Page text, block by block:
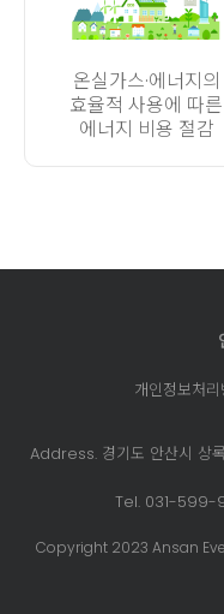
온실가스·에너지의
효율적 사용에 따른
에너지 비용 절감
개인정보처리
Address. 경기도 안산시 상
Tel. 031-599-
Copyright 2023 Ansan